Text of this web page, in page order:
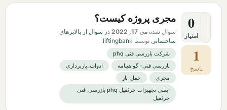
0
امتیاز
1
پاسخ
مجری پروژه کیست؟
سوال شده می 17, 2022 در سوال از بالابرهای
ساختمانی توسط liftingbank
شرکت بازرسی فنی phq
بازرسی فنی- گواهینامه
ادوات_باربرداری
مجری
حمل_بار
ایمنی تجهیزات جرثقیل phq بازرسی_فنی
جرثقیل